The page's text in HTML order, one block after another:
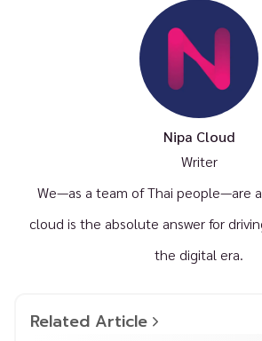
Nipa Cloud
Writer
We—as a team of Thai people—are
cloud is the absolute answer for
the digital era.
Related Article